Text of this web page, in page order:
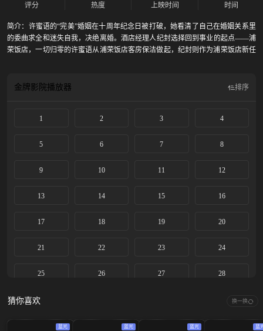
评分 热度
上映时间
时间
简介： 许蜜语的“完美”婚姻在十周年纪念日被打破，她看清了自己在婚姻关系里
的委曲求全和迷失自我，决绝离婚。酒店经理人纪封选择回到事业的起点——浦
荣饭店，一切归零的许蜜语从浦荣饭店客房保洁做起，纪封则作为浦荣饭店新任
金牌影院播放器 排序
1 2 3 4
5 6 7 8
9 10 11 12
13 14 15 16
17 18 19 20
21 22 23 24
25 26 27 28
29
猜你喜欢 换一换
蓝光 蓝光 蓝光 蓝